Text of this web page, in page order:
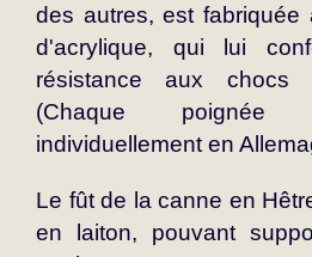
des autres, est fabriquée
d'acrylique, qui lui
résistance aux chocs
(Chaque poignée
individuellement en
Le fût de la canne en
en laiton, pouvant